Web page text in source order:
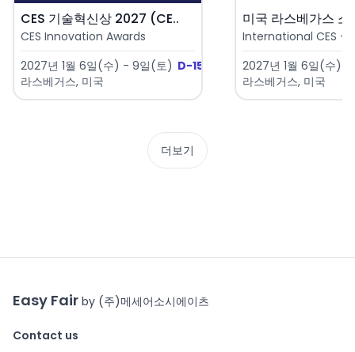
CES 기술혁신상 2027 (CE..
CES Innovation Awards
2027년 1월 6일(수) - 9일(토) D-150
라스베거스, 미국
International CES -
2027년 1월 6일(수)
라스베거스, 미국
더보기
Easy Fair by (주)메세어소시에이츠
Contact us